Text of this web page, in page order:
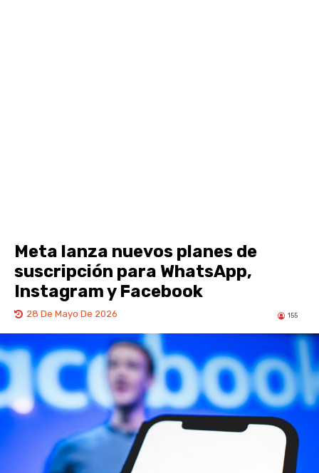
Meta lanza nuevos planes de
suscripción para WhatsApp,
Instagram y Facebook
28 De Mayo De 2026 155